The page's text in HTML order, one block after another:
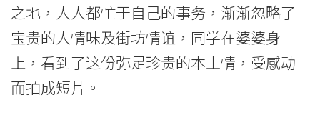
片」
及
「最
之地，人人都忙于自己的事务，渐渐忽略了
宝贵的人情味及街坊情谊，同学在婆婆身
上，看到了这份弥足珍贵的本土情，受感动
而拍成短片。